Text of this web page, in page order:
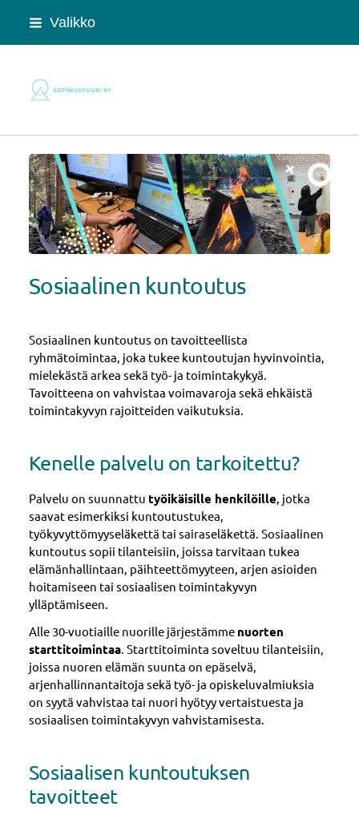
Siirry
Valikko
Sopimusvuori ry
Sosiaalinen kuntoutus
Sosiaalinen kuntoutus on tavoitteellista
ryhmätoimintaa, joka tukee kuntoutujan hyvinvointia,
mielekästä arkea sekä työ- ja toimintakykyä.
Tavoitteena on vahvistaa voimavaroja sekä ehkäistä
toimintakyvyn rajoitteiden vaikutuksia.
Kenelle palvelu on tarkoitettu?
Palvelu on suunnattu työikäisille henkilöille, jotka
saavat esimerkiksi kuntoutustukea,
työkyvyttömyyseläkettä tai sairaseläkettä. Sosiaalinen
kuntoutus sopii tilanteisiin, joissa tarvitaan tukea
elämänhallintaan, päihteettömyyteen, arjen asioiden
hoitamiseen tai sosiaalisen toimintakyvyn
ylläptämiseen.
Alle 30-vuotiaille nuorille järjestämme nuorten
starttitoimintaa. Starttitoiminta soveltuu tilanteisiin,
joissa nuoren elämän suunta on epäselvä,
arjenhallinnantaitoja sekä työ- ja opiskeluvalmiuksia
on syytä vahvistaa tai nuori hyötyy vertaistuesta ja
sosiaalisen toimintakyvyn vahvistamisesta.
Sosiaalisen kuntoutuksen
tavoitteet